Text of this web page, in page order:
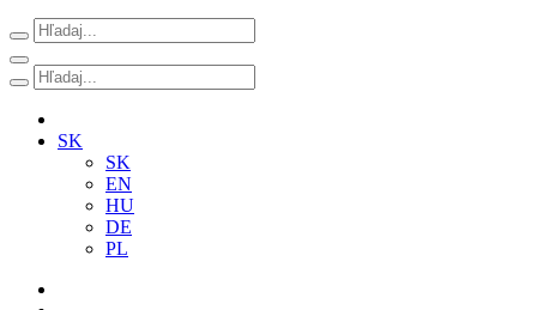
SK
SK
EN
HU
DE
PL